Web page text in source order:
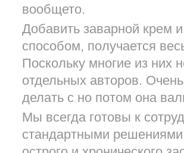
вообщето.
Добавить заварной крем
способом, получается
Поскольку многие из них
отдельных авторов.
делать с но потом она
Мы всегда готовы к
стандартными